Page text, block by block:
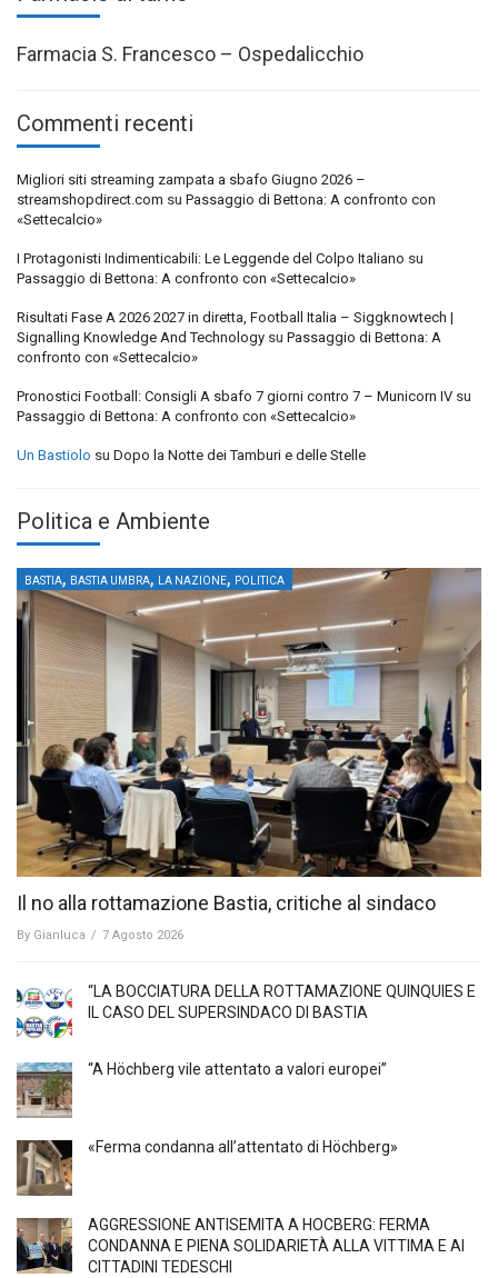
Farmacia S. Francesco – Ospedalicchio
Commenti recenti
Migliori siti streaming zampata a sbafo Giugno 2026 –
streamshopdirect.com su Passaggio di Bettona: A confronto con
«Settecalcio»
I Protagonisti Indimenticabili: Le Leggende del Colpo Italiano su
Passaggio di Bettona: A confronto con «Settecalcio»
Risultati Fase A 2026 2027 in diretta, Football Italia – Siggknowtech |
Signalling Knowledge And Technology su Passaggio di Bettona: A
confronto con «Settecalcio»
Pronostici Football: Consigli A sbafo 7 giorni contro 7 – Municorn IV su
Passaggio di Bettona: A confronto con «Settecalcio»
Un Bastiolo su Dopo la Notte dei Tamburi e delle Stelle
Politica e Ambiente
BASTIA, BASTIA UMBRA, LA NAZIONE, POLITICA
Il no alla rottamazione Bastia, critiche al sindaco
By Gianluca / 7 Agosto 2026
“LA BOCCIATURA DELLA ROTTAMAZIONE QUINQUIES E
IL CASO DEL SUPERSINDACO DI BASTIA
“A Höchberg vile attentato a valori europei”
«Ferma condanna all’attentato di Höchberg»
AGGRESSIONE ANTISEMITA A HÖCBERG: FERMA
CONDANNA E PIENA SOLIDARIETÀ ALLA VITTIMA E AI
CITTADINI TEDESCHI